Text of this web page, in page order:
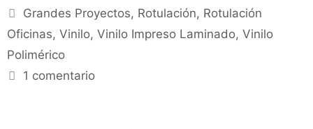
Grandes Proyectos, Rotulación, Rotulación
Oficinas, Vinilo, Vinilo Impreso Laminado, Vinilo
Polimérico
1 comentario